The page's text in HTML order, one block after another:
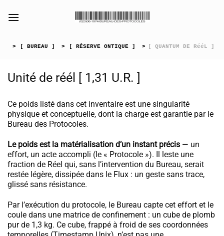
> [ BUREAU ] > [ RÉSERVE ONTIQUE ] > [ QUANTUM DE RééL ]
[collection_vibrance_galerie]
Unité de réél [ 1,31 U.R. ]
Ce poids listé dans cet inventaire est une singularité
physique et conceptuelle, dont la charge est garantie par le
Bureau des Protocoles.
Le poids est la matérialisation d’un instant précis — un
effort, un acte accompli (le « Protocole »). Il leste une
fraction de Réel qui, sans l’intervention du Bureau, serait
restée légère, dissipée dans le Flux : un geste sans trace,
glissé sans résistance.
Par l’exécution du protocole, le Bureau capte cet effort et le
coule dans une matrice de confinement : un cube de plomb
pur de 1,3 kg. Ce cube, frappé à froid de ses coordonnées